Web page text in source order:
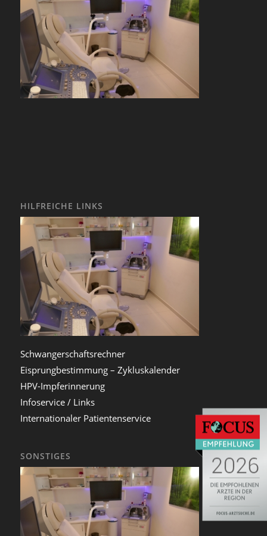
HILFREICHE LINKS
Schwangerschaftsrechner
Eisprungbestimmung – Zykluskalender
HPV-Impferinnerung
Infoservice / Links
Internationaler Patientenservice
SONSTIGES